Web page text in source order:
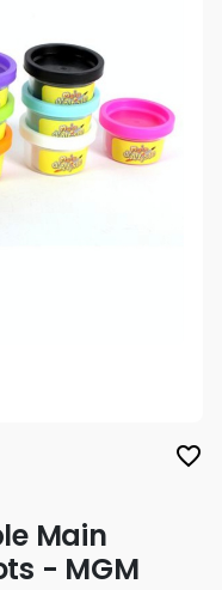
favorite_border
Main
- MGM